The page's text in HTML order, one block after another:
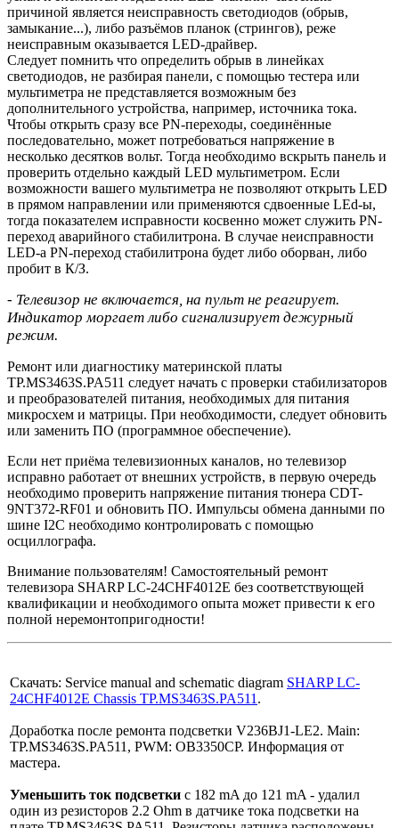
причиной является неисправность светодиодов (обрыв,
замыкание...), либо разъёмов планок (стрингов), реже
неисправным оказывается LED-драйвер.
Следует помнить что определить обрыв в линейках
светодиодов, не разбирая панели, с помощью тестера или
мультиметра не представляется возможным без
дополнительного устройства, например, источника тока.
Чтобы открыть сразу все PN-переходы, соединённые
последовательно, может потребоваться напряжение в
несколько десятков вольт. Тогда необходимо вскрыть панель и
проверить отдельно каждый LED мультиметром. Если
возможности вашего мультиметра не позволяют открыть LED
в прямом направлении или применяются сдвоенные LEd-ы,
тогда показателем исправности косвенно может служить PN-
переход аварийного стабилитрона. В случае неисправности
LED-a PN-переход стабилитрона будет либо оборван, либо
пробит в К/З.
- Телевизор не включается, на пульт не реагирует.
Индикатор моргает либо сигнализирует дежурный
режим.
Ремонт или диагностику материнской платы
TP.MS3463S.PA511 следует начать с проверки стабилизаторов
и преобразователей питания, необходимых для питания
микросхем и матрицы. При необходимости, следует обновить
или заменить ПО (программное обеспечение).
Если нет приёма телевизионных каналов, но телевизор
исправно работает от внешних устройств, в первую очередь
необходимо проверить напряжение питания тюнера CDT-
9NT372-RF01 и обновить ПО. Импульсы обмена данными по
шине I2C необходимо контролировать с помощью
осциллографа.
Внимание пользователям! Самостоятельный ремонт
телевизора SHARP LC-24CHF4012E без соответствующей
квалификации и необходимого опыта может привести к его
полной неремонтопригодности!
Скачать: Service manual and schematic diagram SHARP LC-
24CHF4012E Chassis TP.MS3463S.PA511 .
Доработка после ремонта подсветки V236BJ1-LE2. Main:
TP.MS3463S.PA511, PWM: OB3350CP. Информация от
мастера.
Уменьшить ток подсветки с 182 mA до 121 mA - удалил
один из резисторов 2.2 Ohm в датчике тока подсветки на